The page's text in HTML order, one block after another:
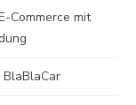
Commerce mit